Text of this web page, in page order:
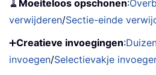
🧹 Moeiteloos opschonen:
verwijderen/Sectie-einde
➕Creatieve invoegingen:
invoegen/Selectievakje